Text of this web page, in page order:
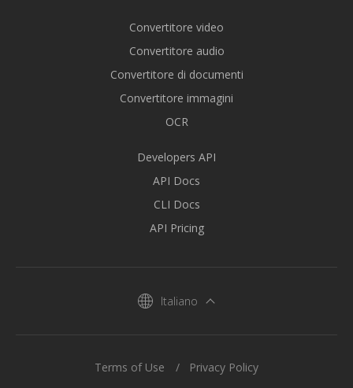
Convertitore video
Convertitore audio
Convertitore di documenti
Convertitore immagini
OCR
Developers API
API Docs
CLI Docs
API Pricing
Italiano
Terms of Use Privacy Policy